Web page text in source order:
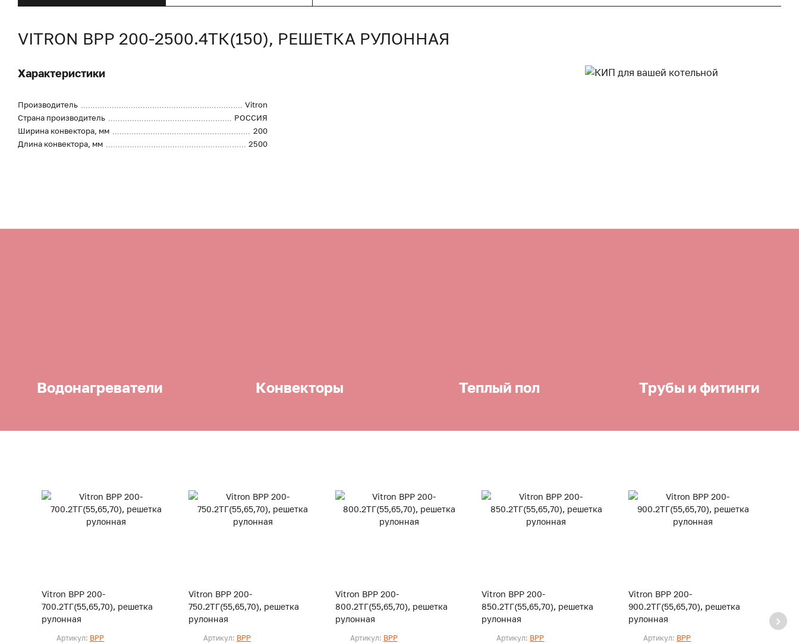
VITRON ВРР 200-2500.4ТК(150), РЕШЕТКА РУЛОННАЯ
Характеристики
Производитель
Vitron
Страна производитель
РОССИЯ
Ширина конвектора, мм
200
Длина конвектора, мм
2500
Водонагреватели Конвекторы Теплый пол Трубы и фитинги
Vitron ВРР 200-
700.2ТГ(55,65,70), решетка
рулонная
Артикул: ВРР
Vitron ВРР 200-
750.2ТГ(55,65,70), решетка
рулонная
Артикул: ВРР
Vitron ВРР 200-
800.2ТГ(55,65,70), решетка
рулонная
Артикул: ВРР
Vitron ВРР 200-
850.2ТГ(55,65,70), решетка
рулонная
Артикул: ВРР
Vitron ВРР 200-
900.2ТГ(55,65,70), решетка
рулонная
Артикул: ВРР